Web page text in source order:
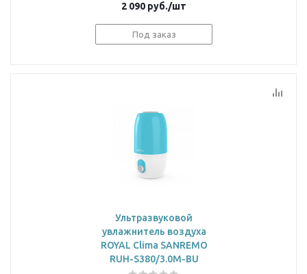
2 090 руб./шт
Под заказ
Ультразвуковой
увлажнитель воздуха
ROYAL Clima SANREMO
RUH-S380/3.0M-BU